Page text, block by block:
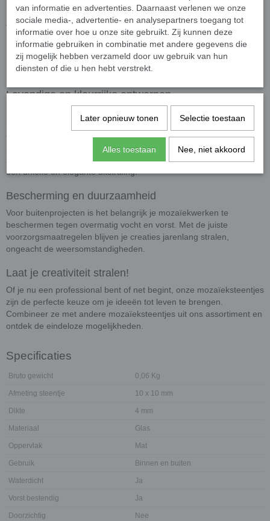
Afmetingen
Afmetingen
: 10 x 10 mm groot en 4 mm dik.
Presentatie: De steentjes worden los geleverd. In 50 gram
zitten ongeveer 75 steentjes.
Levendige en kleurrijke ontwerpen
kleuren en glanzende afwerking een levendige uitstraling toe aan
elk project. Gebruik ze om randen, contouren, of grotere vlakken te
accentueren. Of je nu een mozaïek maakt voor je interieur, een
zwembad, of een buitenkunstwerk, deze tegeltjes geven je creaties
een unieke en elegante uitstraling.
Bescherming en duurzaamheid
Voor buitenprojecten is het belangrijk je mozaïekwerken te
beschermen tegen overmatig vocht en vorst. Met de juiste
voorzorgsmaatregelen blijven je creaties jarenlang stralen,
ongeacht de weersomstandigheden.
Laat je creativiteit stralen!
Of je nu een professional bent of net begint, onze mozaïeksteentjes
zijn de perfecte keuze om je ideeën tot leven te brengen.
Combineer ze met andere mozaïeksteentjes uit ons assortiment en
ontdek de eindeloze mogelijkheden.
Specificaties
Bruto gewicht 0,06 Kg
Afmeting steentje 10 x 10 mm
Dikte 4 mm
Materiaal Glas
Oppervlak Mat
Gebruik Binnen en buiten
Waterdicht Ja
Vorst bestendig Ja
Doorzichtig Nee
van informatie en advertenties. Daarnaast verlenen we onze
sociale media-, advertentie- en analysepartners toegang tot
informatie over hoe u onze site gebruikt. Zij kunnen deze
informatie gebruiken in combinatie met andere gegevens die
zij mogelijk hebben verzameld door uw gebruik van hun
diensten of die u hen hebt verstrekt.
Later opnieuw tonen Selectie toestaan
Alles toestaan Nee, niet akkoord